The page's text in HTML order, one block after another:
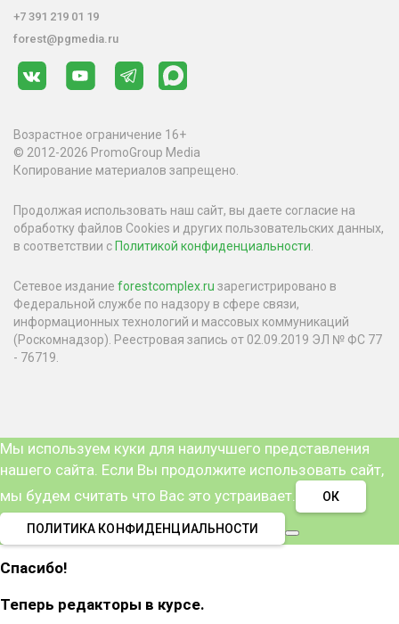
+7 391 219 01 19
forest@pgmedia.ru
Возрастное ограничение 16+
© 2012-2026 PromoGroup Media
Копирование материалов запрещено.
Продолжая использовать наш сайт, вы даете согласие на
обработку файлов Cookies и других пользовательских данных,
в соответствии сПолитикой конфиденциальности
Сетевое издание forestcomplex.ru зарегистрировано в
Федеральной службе по надзору в сфере связи,
информационных технологий и массовых коммуникаций
(Роскомнадзор). Реестровая запись от 02.09.2019 ЭЛ № ФС 77
- 76719.
Мы используем куки для наилучшего представления
нашего сайта. Если Вы продолжите использовать сайт,
мы будем считать что Вас это устраивает.
ОК
ПОЛИТИКА КОНФИДЕНЦИАЛЬНОСТИ
Спасибо!
Теперь редакторы в курсе.